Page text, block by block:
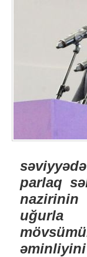
parlaq
nazirinin
uğurla